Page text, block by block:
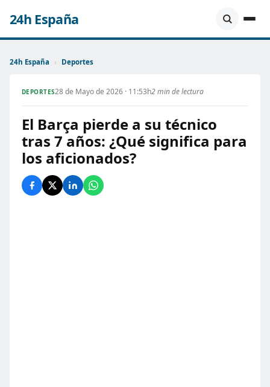
24h España
24h España › Deportes
DEPORTES28 de Mayo de 2026 · 11:53h2 min de lectura
El Barça pierde a su técnico
tras 7 años: ¿Qué significa para
los aficionados?